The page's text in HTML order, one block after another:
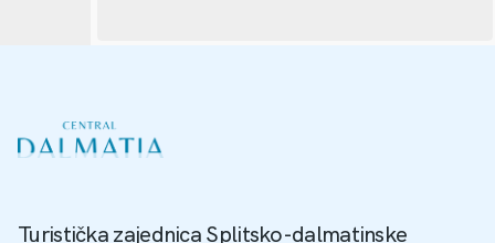
Turistička zajednica Splitsko-dalmatinske